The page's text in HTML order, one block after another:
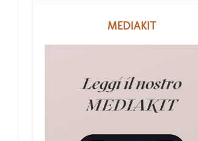
MEDIAKIT